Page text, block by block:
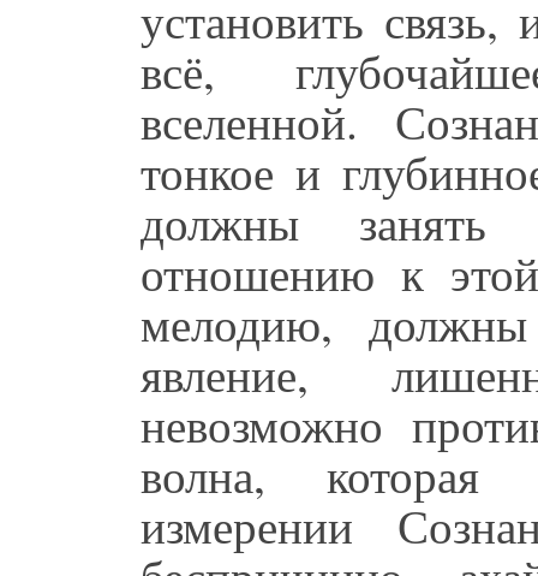
установить связь,
всё,
вселенной.
тонкое и
должны
отношению к
мелодию, должны
явление,
невозможно
волна, которая
измерении